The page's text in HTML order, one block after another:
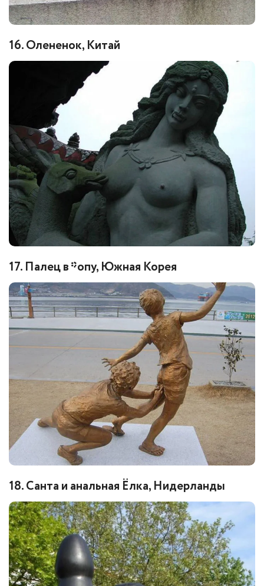
16. Олененок, Китай
17. Палец в *опу, Южная Корея
18. Санта и анальная Ёлка, Нидерланды